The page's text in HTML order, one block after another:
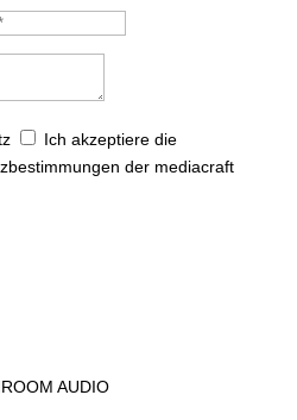
Ich akzeptiere die
der mediacraft
AUDIO